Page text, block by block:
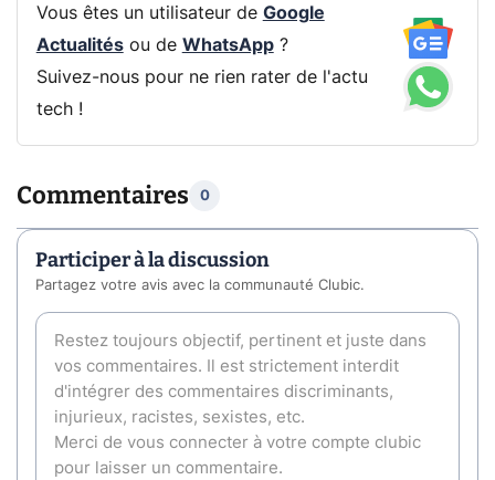
Vous êtes un utilisateur de Google
Actualitésou de WhatsApp?
Suivez-nous pour ne rien rater de l'actu
tech !
Commentaires 0
Participer à la discussion
Partagez votre avis avec la communauté Clubic.